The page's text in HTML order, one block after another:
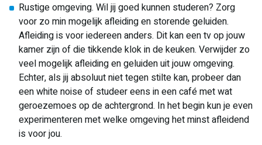
Rustige omgeving. Wil jij goed kunnen studeren? Zorg
voor zo min mogelijk afleiding en storende geluiden.
Afleiding is voor iedereen anders. Dit kan een tv op jouw
kamer zijn of die tikkende klok in de keuken. Verwijder zo
veel mogelijk afleiding en geluiden uit jouw omgeving.
Echter, als jij absoluut niet tegen stilte kan, probeer dan
een white noise of studeer eens in een café met wat
geroezemoes op de achtergrond. In het begin kun je even
experimenteren met welke omgeving het minst afleidend
is voor jou.